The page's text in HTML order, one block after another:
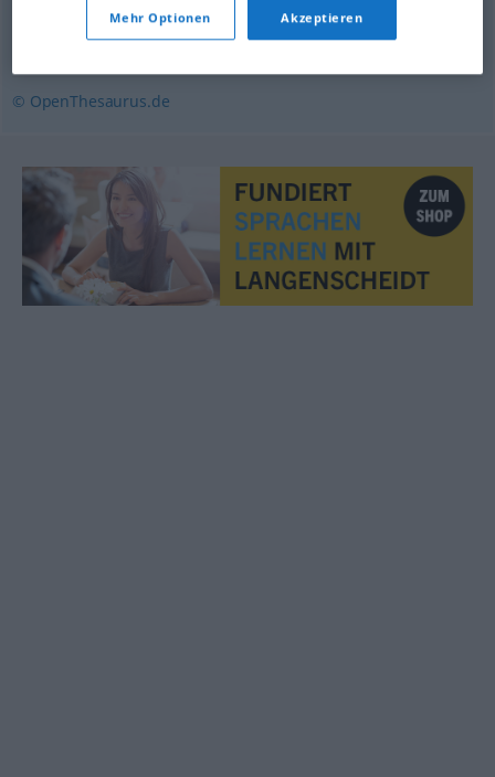
(sich) belustigen (über) (geh.),(sich)
mokieren (über),witzeln
© OpenThesaurus.de
Mehr Optionen Akzeptieren